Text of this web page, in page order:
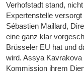
Verhofstadt stand,
Expertenstelle
Sébastien Maillard,
eine ganz klar
Brüsseler EU hat und
wird. Assya
Kommission ihrem